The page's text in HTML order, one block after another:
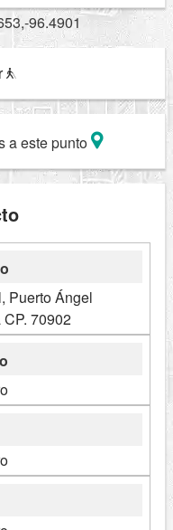
96.4901
a este punto
Puerto Ángel
70902